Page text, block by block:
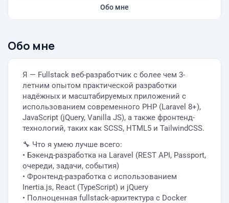
Обо мне
Обо мне
Я — Fullstack веб-разработчик с более чем 3-
летним опытом практической разработки
надёжных и масштабируемых приложений с
использованием современного PHP (Laravel 8+),
JavaScript (jQuery, Vanilla JS), а также фронтенд-
технологий, таких как SCSS, HTML5 и TailwindCSS.
🔧 Что я умею лучше всего:
• Бэкенд-разработка на Laravel (REST API, Passport,
очереди, задачи, события)
• Фронтенд-разработка с использованием
Inertia.js, React (TypeScript) и jQuery
• Полноценная fullstack-архитектура с Docker